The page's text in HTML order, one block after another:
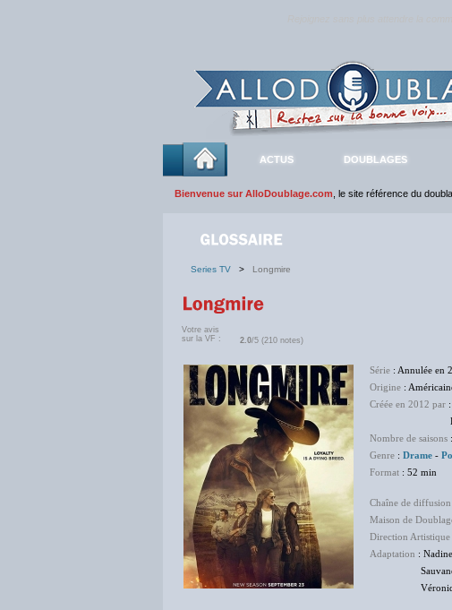
ACTUS DOUBLAGES
Bienvenue sur AlloDoublage.com , le site référence du
Series TV > Longmire
Votre avis
sur la VF :
2.0/5 (210 notes)
Série : Annulée en
Origine :
Créée en 2012 par
Hunt
Nombre de saisons
Genre : Drame -
Format : 52 min
Chaîne de diffusion
Maison de
Direction Artistique
Adaptation :
Sauvane
Véronique